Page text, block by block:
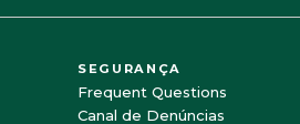
SEGURANÇA
Frequent Questions
Canal de Denúncias